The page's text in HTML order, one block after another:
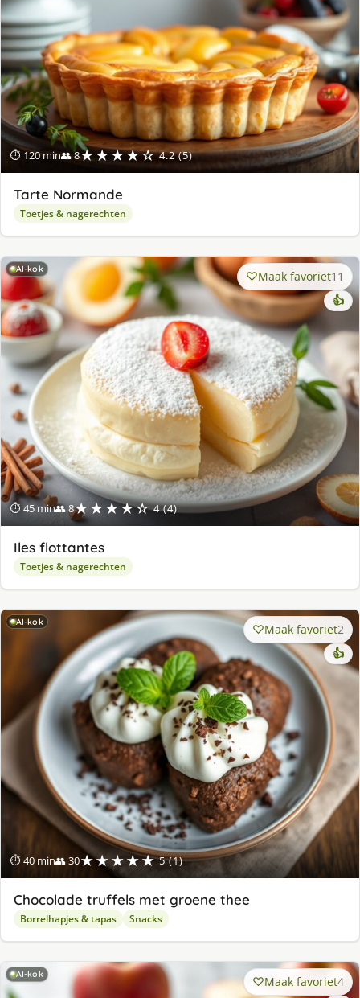
⏱ 120 min👥 8★★★★☆ 4.2 (5)
Tarte Normande
Toetjes & nagerechten
AI-kok
⏱ 45 min👥 8★★★★☆ 4 (4)
Maak favoriet11
👍
Iles flottantes
Toetjes & nagerechten
AI-kok
⏱ 40 min👥 30★★★★★ 5 (1)
Maak favoriet2
👍
Chocolade truffels met groene thee
Borrelhapjes & tapas Snacks
AI-kok Maak favoriet4